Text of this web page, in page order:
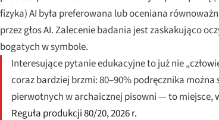
fizyka) AI była preferowana lub oceniana
przez głos AI. Zalecenie badania jest zaskakująco
bogatych w symbole.
Interesujące pytanie edukacyjne to już nie
coraz bardziej brzmi: 80–90% podręcznika
pierwotnych w archaicznej pisowni — to miejsce,
Reguła produkcji 80/20, 2026 r.